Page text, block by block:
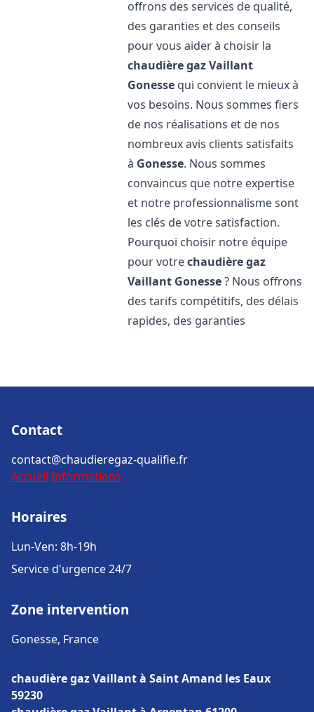
offrons des services de qualité,
des garanties et des conseils
pour vous aider à choisir la
chaudière gaz Vaillant
Gonesse qui convient le mieux à
vos besoins. Nous sommes fiers
de nos réalisations et de nos
nombreux avis clients satisfaits
à Gonesse. Nous sommes
convaincus que notre expertise
et notre professionnalisme sont
les clés de votre satisfaction.
Pourquoi choisir notre équipe
pour votrechaudière gaz
Vaillant Gonesse? Nous offrons
des tarifs compétitifs, des délais
rapides, des garanties
Contact
contact@chaudieregaz-qualifie.fr
Accueil Informations
Horaires
Lun-Ven: 8h-19h
Service d'urgence 24/7
Zone intervention
Gonesse, France
chaudière gaz Vaillant à Saint Amand les Eaux
59230